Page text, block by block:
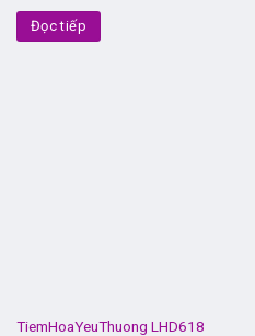
Đọc tiếp
TiemHoaYeuThuong LHD618